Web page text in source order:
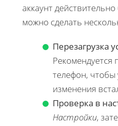
аккаунт
можно сделать
Перезагрузка
Рекомендуется
телефон, чтобы
изменения
Проверка в
Настройки,